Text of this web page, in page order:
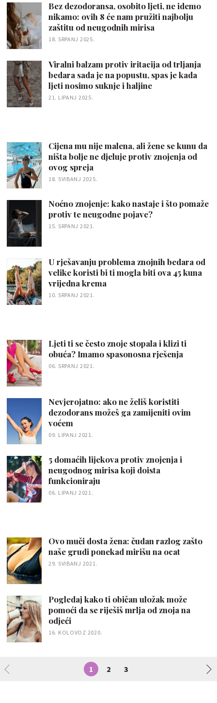
Bez dezodoransa, osobito ljeti, ne idemo
nikamo: ovih 8 će nam pružiti najbolju
zaštitu od neugodnih mirisa
18. SRPANJ 2025.
Viralni balzam protiv iritacija od trljanja
bedara sada je na popustu, spas je kada
ljeti nosimo suknje i haljine
21. LIPANJ 2025.
Cijena mu nije malena, ali žene se kunu da
ništa bolje ne djeluje protiv znojenja od
ovog spreja
18. SVIBANJ 2025.
Noćno znojenje: kako nastaje i što pomaže
protiv te neugodne pojave?
15. SRPANJ 2021.
U rješavanju problema znojnih bedara od
velike koristi bi ti mogla biti ova 45 kuna
vrijedna krema
10. SRPANJ 2021.
Ljeti ti se često znoje stopala i klizi ti
obuća? Imamo spasonosna rješenja
06. SRPANJ 2021.
Nevjerojatno: ako ne želiš koristiti
dezodorans možeš ga zamijeniti ovim
voćem
09. LIPANJ 2021.
5 domaćih lijekova protiv znojenja i
neugodnog mirisa koji doista
funkcioniraju
06. LIPANJ 2021.
Ovo muči dosta žena: čudan razlog zašto
naše grudi ponekad mirišu na ocat
29. SVIBANJ 2021.
Pogledaj kako ti običan uložak može
pomoći da se riješiš mrlja od znoja na
odjeći
16. KOLOVOZ 2020.
1 2 3